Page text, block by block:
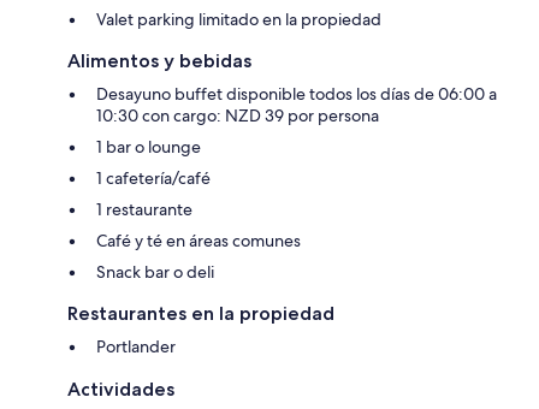
Valet parking limitado en la propiedad
Alimentos y bebidas
Desayuno buffet disponible todos los días de 06:00 a
10:30 con cargo: NZD 39 por persona
1 bar o lounge
1 cafetería/café
1 restaurante
Café y té en áreas comunes
Snack bar o deli
Restaurantes en la propiedad
Portlander
Actividades